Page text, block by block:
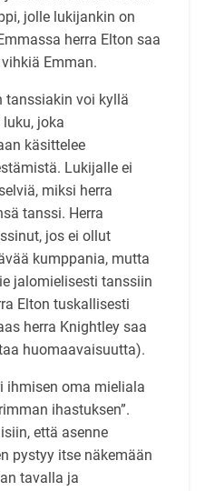
jolle lukijankin on
herra Elton saa
Emman.
tanssiakin voi kyllä
luku, joka
käsittelee
Lukijalle ei
miksi herra
tanssi. Herra
jos ei ollut
kumppania, mutta
jalomielisesti tanssiin
Elton tuskallisesti
herra Knightley saa
huomaavaisuutta).
ihmisen oma mieliala
ihastuksen”.
että asenne
pystyy itse näkemään
tavalla ja